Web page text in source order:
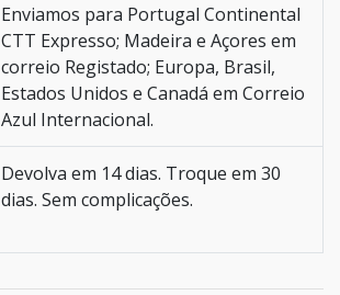
Enviamos para Portugal Continental
CTT Expresso; Madeira e Açores em
correio Registado; Europa, Brasil,
Estados Unidos e Canadá em Correio
Azul Internacional.
Devolva em 14 dias. Troque em 30
dias. Sem complicações.